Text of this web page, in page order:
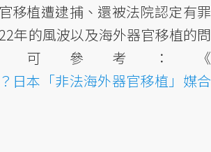
移植遭逮捕、還被法院認定有罪
年的風波以及海外器官移植的問
可參考：《
日本「非法海外器官移植」媒合